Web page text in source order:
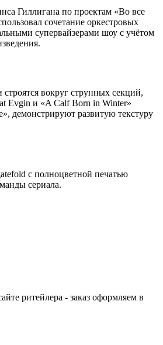
Гиллигана по проектам «Во все
сочетание оркестровых
супервайзерами шоу с учётом
вокруг струнных секций,
Evgin и «A Calf Born in Winter»
демонстрируют развитую текстуру
с полноцветной печатью
сериала.
ритейлера - заказ оформляем в